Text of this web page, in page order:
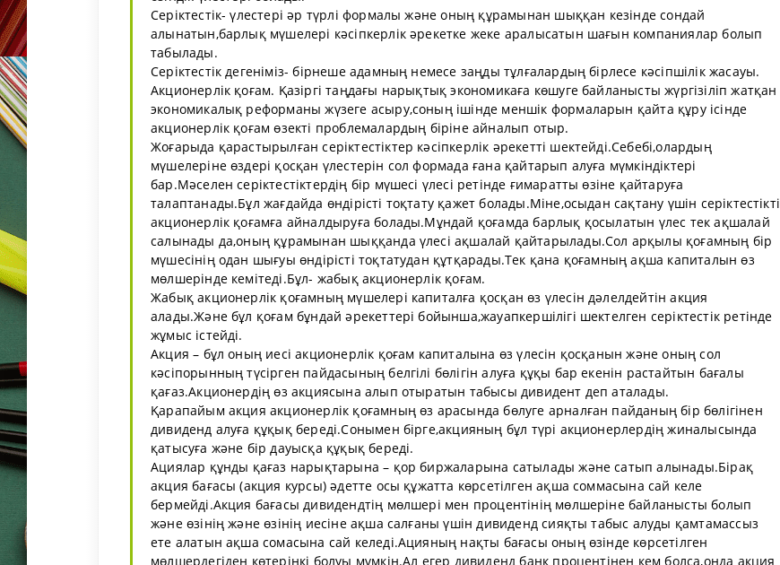
Серіктестік- үлестері әр түрлі формалы және оның құрамынан шыққан кезінде сондай
алынатын,барлық мүшелері кәсіпкерлік әрекетке жеке аралысатын шағын компаниялар болып
табылады.
Серіктестік дегеніміз- бірнеше адамның немесе заңды тұлғалардың бірлесе кәсіпшілік жасауы.
Акционерлік қоғам. Қазіргі таңдағы нарықтық экономикаға көшуге байланысты жүргізіліп жатқан
экономикалық реформаны жүзеге асыру,соның ішінде меншік формаларын қайта құру ісінде
акционерлік қоғам өзекті проблемалардың біріне айналып отыр.
Жоғарыда қарастырылған серіктестіктер кәсіпкерлік әрекетті шектейді.Себебі,олардың
мүшелеріне өздері қосқан үлестерін сол формада ғана қайтарып алуға мүмкіндіктері
бар.Мәселен серіктестіктердің бір мүшесі үлесі ретінде ғимаратты өзіне қайтаруға
талаптанады.Бұл жағдайда өндірісті тоқтату қажет болады.Міне,осыдан сақтану үшін серіктестікті
акционерлік қоғамға айналдыруға болады.Мұндай қоғамда барлық қосылатын үлес тек ақшалай
салынады да,оның құрамынан шыққанда үлесі ақшалай қайтарылады.Сол арқылы қоғамның бір
мүшесінің одан шығуы өндірісті тоқтатудан құтқарады.Тек қана қоғамның ақша капиталын өз
мөлшерінде кемітеді.Бұл- жабық акционерлік қоғам.
Жабық акционерлік қоғамның мүшелері капиталға қосқан өз үлесін дәлелдейтін акция
алады.Және бұл қоғам бұндай әрекеттері бойынша,жауапкершілігі шектелген серіктестік ретінде
жұмыс істейді.
Акция – бұл оның иесі акционерлік қоғам капиталына өз үлесін қосқанын және оның сол
кәсіпорынның түсірген пайдасының белгілі бөлігін алуға құқы бар екенін растайтын бағалы
қағаз.Акционердің өз акциясына алып отыратын табысы дивидент деп аталады.
Қарапайым акция акционерлік қоғамның өз арасында бөлуге арналған пайданың бір бөлігінен
дивиденд алуға құқық береді.Сонымен бірге,акцияның бұл түрі акционерлердің жиналысында
қатысуға және бір дауысқа құқық береді.
Ациялар құнды қағаз нарықтарына – қор биржаларына сатылады және сатып алынады.Бірақ
акция бағасы (акция курсы) әдетте осы құжатта көрсетілген ақша соммасына сай келе
бермейді.Акция бағасы дивидендтің мөлшері мен процентінің мөлшеріне байланысты болып
және өзінің және өзінің иесіне ақша салғаны үшін дивиденд сияқты табыс алуды қамтамассыз
ете алатын ақша сомасына сай келеді.Ацияның нақты бағасы оның өзінде көрсетілген
мөлшердегіден көтеріңкі болуы мүмкін.Ал егер дивиденд банк процентінен кем болса,онда акция